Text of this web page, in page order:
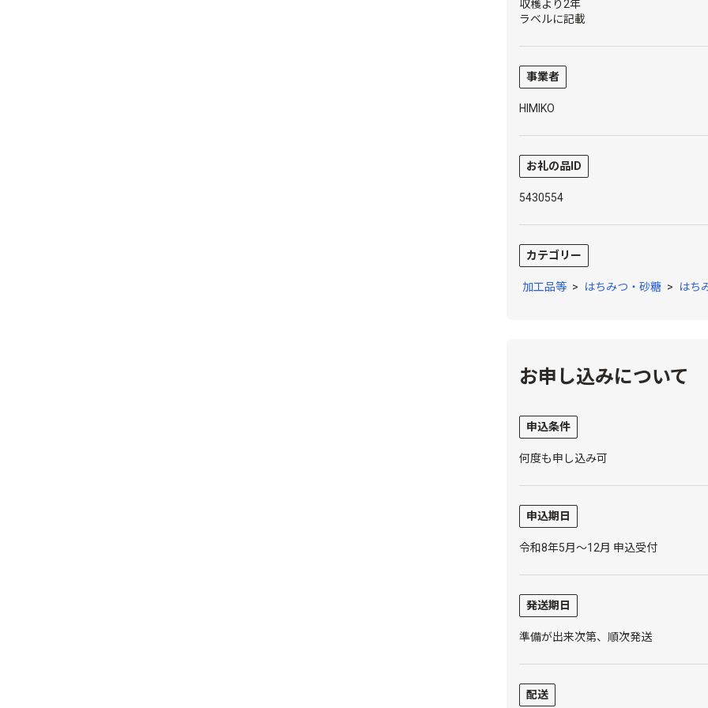
収穫より2年
ラベルに記載
事業者
HIMIKO
お礼の品ID
5430554
カテゴリー
加工品等 > はちみつ・砂糖 > はち
お申し込みについて
申込条件
何度も申し込み可
申込期日
令和8年5月～12月 申込受付
発送期日
準備が出来次第、順次発送
配送